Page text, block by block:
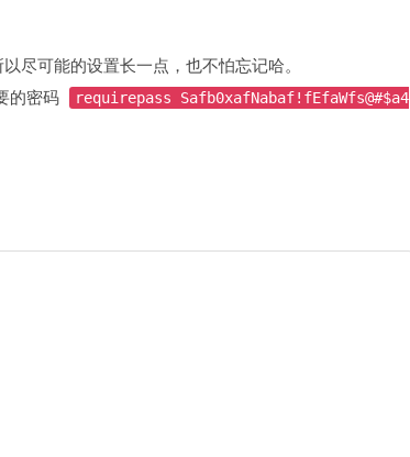
尽可能的设置长一点，也不怕忘记哈。
的密码
requirepass Safb0xafNabaf!fEfaWfs@#$a4